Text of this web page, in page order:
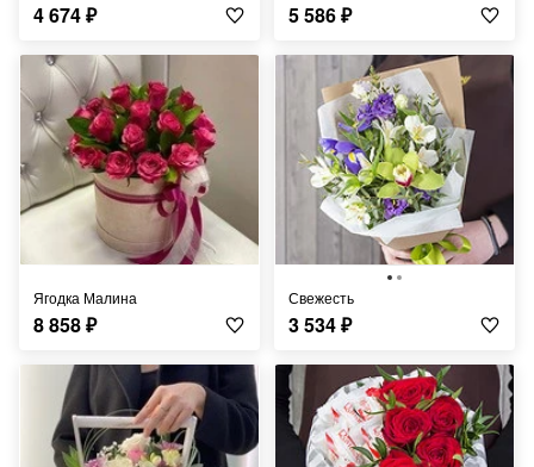
4 674₽ 5 586₽
Ягодка Малина
8 858₽
Свежесть
3 534₽